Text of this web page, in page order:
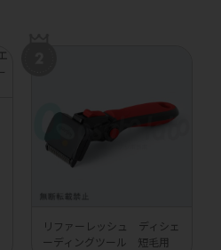
リファーレッシュ ディシェ
ーディングツール 短毛用